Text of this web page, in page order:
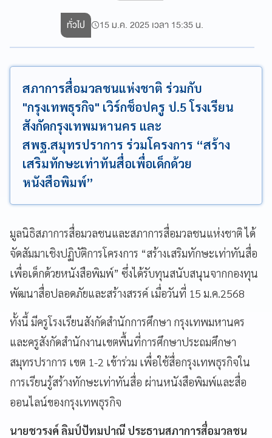
ทั่วไป 15 ม.ค. 2025 เวลา 15:35 น.
สภาการสื่อมวลชนแห่งชาติ ร่วมกับ
"กรุงเทพธุรกิจ" เวิร์กช็อปครู ป.5 โรงเรียน
สังกัดกรุงเทพมหานคร และ
สพฐ.สมุทรปราการ ร่วมโครงการ “สร้าง
เสริมทักษะเท่าทันสื่อเพื่อเด็กด้วย
หนังสือพิมพ์”
มูลนิธิสภาการสื่อมวลชนและสภาการสื่อมวลชนแห่งชาติ ได้
จัดสัมมาเชิงปฏิบัติการโครงการ “สร้างเสริมทักษะเท่าทันสื่อ
เพื่อเด็กด้วยหนังสือพิมพ์” ซึ่งได้รับทุนสนับสนุนจากกองทุน
พัฒนาสื่อปลอดภัยและสร้างสรรค์ เมื่อวันที่ 15 ม.ค.2568
ทั้งนี้ มีครูโรงเรียนสังกัดสำนักการศึกษา กรุงเทพมหานคร
และครูสังกัดสำนักงานเขตพื้นที่การศึกษาประถมศึกษา
สมุทรปราการ เขต 1-2 เข้าร่วม เพื่อใช้สื่อกรุงเทพธุรกิจใน
การเรียนรู้สร้างทักษะเท่าทันสื่อ ผ่านหนังสือพิมพ์และสื่อ
ออนไลน์ของกรุงเทพธุรกิจ
นายชวรงค์ ลิมป์ปัทมปาณี ประธานสภาการสื่อมวลชน